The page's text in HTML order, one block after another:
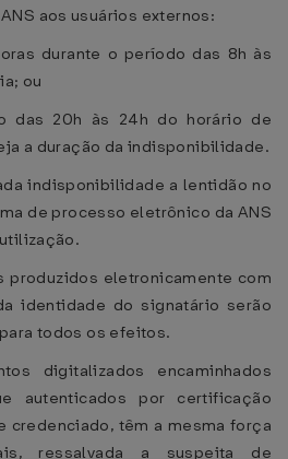
aos usuários externos:
durante o período das 8h às
ou
das 20h às 24h do horário de
a duração da indisponibilidade.
indisponibilidade a lentidão no
de processo eletrônico da ANS
produzidos eletronicamente com
identidade do signatário serão
todos os efeitos.
digitalizados encaminhados
autenticados por certificação
credenciado, têm a mesma força
ressalvada a suspeita de